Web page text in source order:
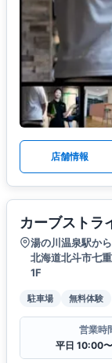
店舗情報
カーブストラ
湯の川温泉駅か
北海道北斗市七
1F
駐車場 無料体験
営業時
平日 10:00